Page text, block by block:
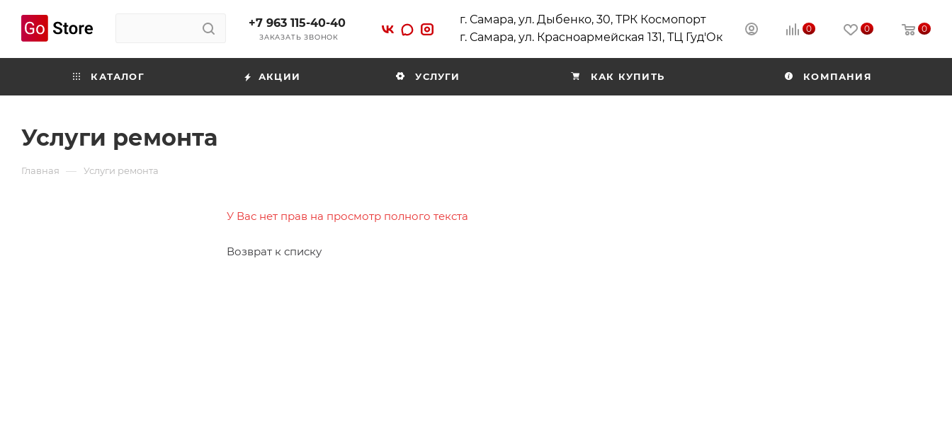
+7 963 115-40-40
ЗАКАЗАТЬ ЗВОНОК
г. Самара, ул. Дыбенко, 30, ТРК Космопорт
г. Самара, ул. Красноармейская 131, ТЦ Гуд'Ок
0 0 0
КАТАЛОГ АКЦИИ УСЛУГИ КАК КУПИТЬ КОМПАНИЯ
Услуги ремонта
Главная — Услуги ремонта
У Вас нет прав на просмотр полного текста
Возврат к списку